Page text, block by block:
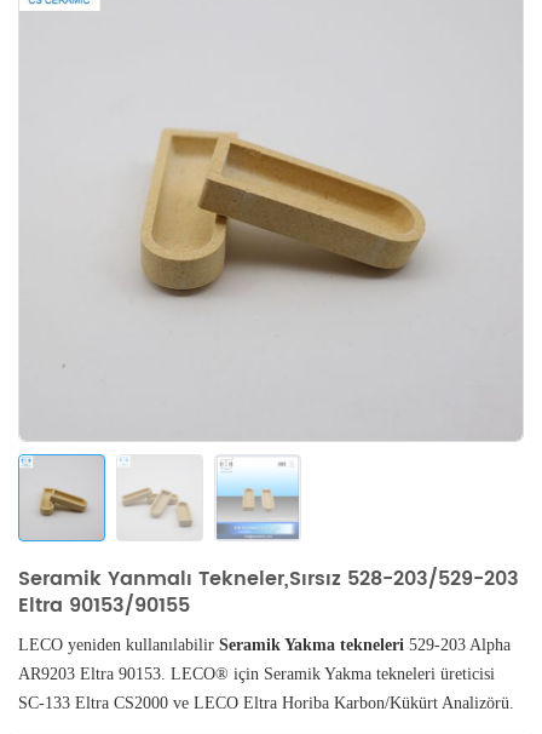
Seramik Yanmalı Tekneler,sırsız 528-203/529-203
Eltra 90153/90155
LECO yeniden kullanılabilir Seramik Yakma tekneleri 529-203 Alpha
AR9203 Eltra 90153. LECO® için Seramik Yakma tekneleri üreticisi
SC-133 Eltra CS2000 ve LECO Eltra Horiba Karbon/Kükürt Analizörü.